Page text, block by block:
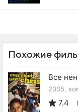
Похожие
Все
2005,
7.4